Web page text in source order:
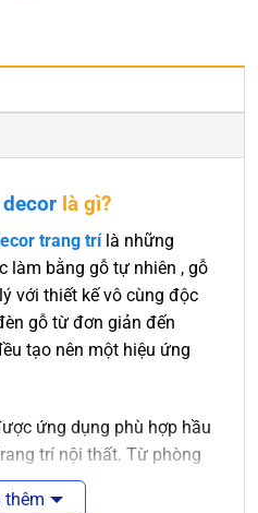
là gì?
trang trí là những
làm bằng gỗ tự nhiên , gỗ
với thiết kế vô cùng độc
gỗ từ đơn giản đến
tạo nên một hiệu ứng
ứng dụng phù hợp hầu
trí nội thất. Từ phòng
bếp hay phòng ngủ cần
thêm